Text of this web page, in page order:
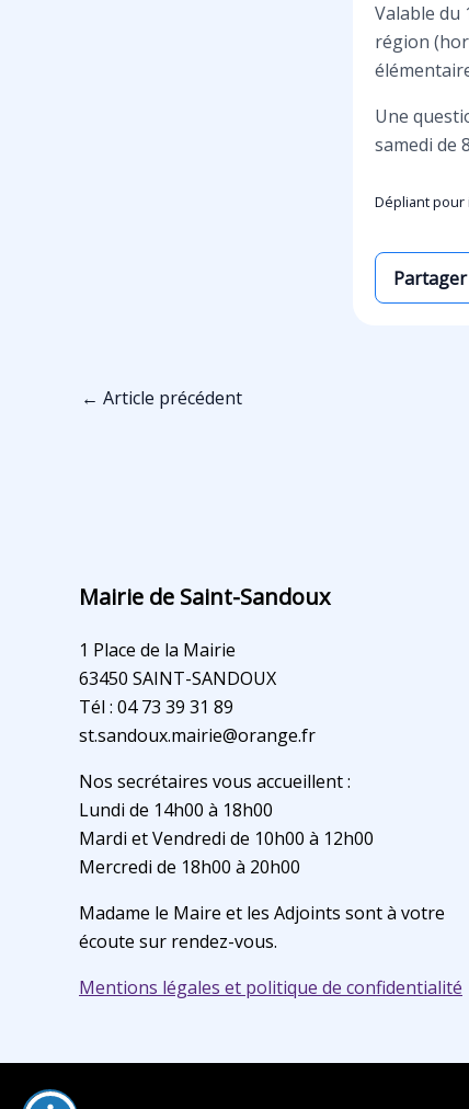
Valable du
région
Une
samedi de
Dépliant pour
← Article précédent
Mairie de Saint-Sandoux
1 Place de la Mairie
63450 SAINT-SANDOUX
Tél : 04 73 39 31 89
st.sandoux.mairie@orange.fr
Nos secrétaires vous accueillent :
Lundi de 14h00 à 18h00
Mardi et Vendredi de 10h00 à 12h00
Mercredi de 18h00 à 20h00
Madame le Maire et les Adjoints sont à votre
écoute sur rendez-vous.
Mentions légales et politique de confidentialité